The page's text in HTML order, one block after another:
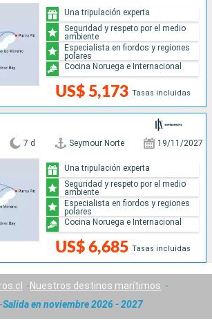
US$ 5,173 Tasas incluidas
Una tripulación experta
Seguridad y respeto por el medio
ambiente
Especialista en fiordos y regiones
polares
Cocina Noruega e Internacional
7 d Seymour Norte 19/11/2027
US$ 6,685 Tasas incluidas
Una tripulación experta
Seguridad y respeto por el medio
ambiente
Especialista en fiordos y regiones
polares
Cocina Noruega e Internacional
Nuestros destinos marítimos
Salida en noviembre 2026 - 2027